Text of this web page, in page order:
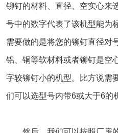
铆钉的材料、直径、空实心来
号中的数字代表了该机型能为
需要做的是将您的铆钉直径对
铝、铜等软材料或者铆钉是空
字较铆钉小的机型。比方说需
们可以选型号内带6或大于6的